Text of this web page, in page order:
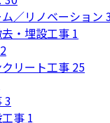
／リノベーション
・埋設工事 1
リート工事 25
3
事 1